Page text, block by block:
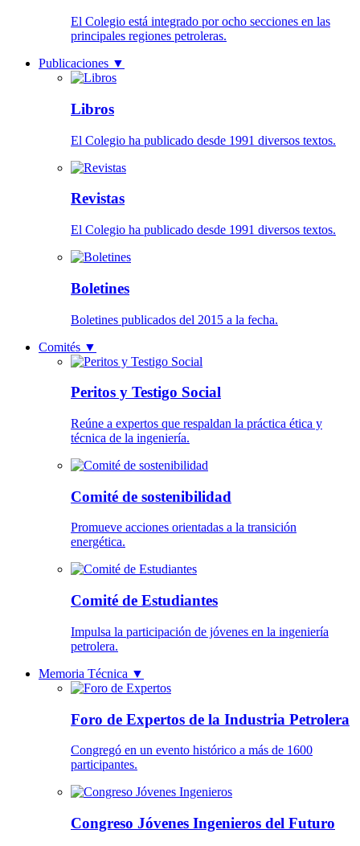
El Colegio está integrado por ocho secciones en las
principales regiones petroleras.
Publicaciones ▼
Libros
El Colegio ha publicado desde 1991 diversos textos.
Revistas
El Colegio ha publicado desde 1991 diversos textos.
Boletines
Boletines publicados del 2015 a la fecha.
Comités ▼
Peritos y Testigo Social
Reúne a expertos que respaldan la práctica ética y
técnica de la ingeniería.
Comité de sostenibilidad
Promueve acciones orientadas a la transición
energética.
Comité de Estudiantes
Impulsa la participación de jóvenes en la ingeniería
petrolera.
Memoria Técnica ▼
Foro de Expertos de la Industria Petrolera
Congregó en un evento histórico a más de 1600
participantes.
Congreso Jóvenes Ingenieros del Futuro